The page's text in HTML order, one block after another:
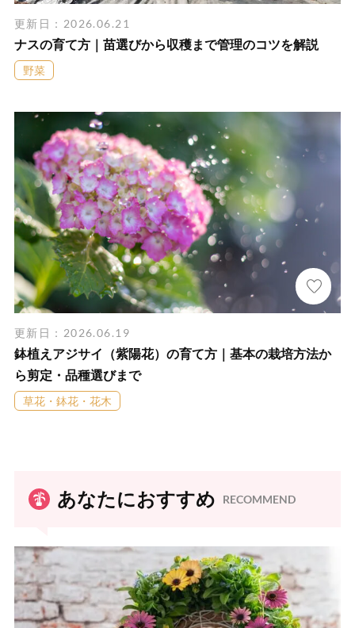
更新日：2026.06.21
ナスの育て方｜苗選びから収穫まで管理のコツを解説
野菜
更新日：2026.06.19
鉢植えアジサイ（紫陽花）の育て方｜基本の栽培方法か
ら剪定・品種選びまで
草花・鉢花・花木
あなたにおすすめ RECOMMEND